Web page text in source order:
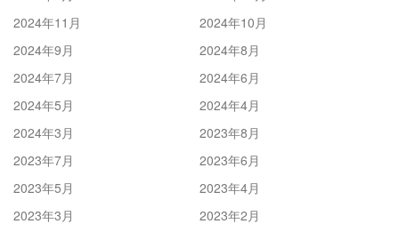
2024年11月
2024年10月
2024年9月
2024年8月
2024年7月
2024年6月
2024年5月
2024年4月
2024年3月
2023年8月
2023年7月
2023年6月
2023年5月
2023年4月
2023年3月
2023年2月